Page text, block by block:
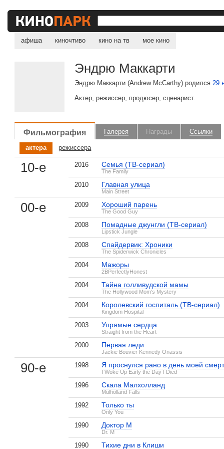
афиша киночтиво кино на тв мое кино
Эндрю Маккарти
Эндрю Маккарти (Andrew McCarthy) родился29
Актер, режиссер, продюсер, сценарист.
Фильмография Галерея Награды Ссылки
актера режиссера
10-е 2016 Семья (ТВ-сериал)
The Family
2010 Главная улица
Main Street
00-е 2009 Хороший парень
The Good Guy
2008 Помадные джунгли (ТВ-сериал)
Lipstick Jungle
2008 Спайдервик: Хроники
The Spiderwick Chronicles
2004 Мажоры
2BPerfectlyHonest
2004 Тайна голливудской мамы
The Hollywood Mom's Mystery
2004 Королевский госпиталь (ТВ-сериал)
Kingdom Hospital
2003 Упрямые сердца
Straight from the Heart
2000 Первая леди
Jackie Bouvier Kennedy Onassis
90-е 1998 Я проснулся рано в день моей
I Woke Up Early the Day I Died
1996 Скала Малхолланд
Mulholland Falls
1992 Только ты
Only You
1990 Доктор М
Dr. M
1990 Тихие дни в Клиши
2018 Новый Амстердам (ТВ-сериал)